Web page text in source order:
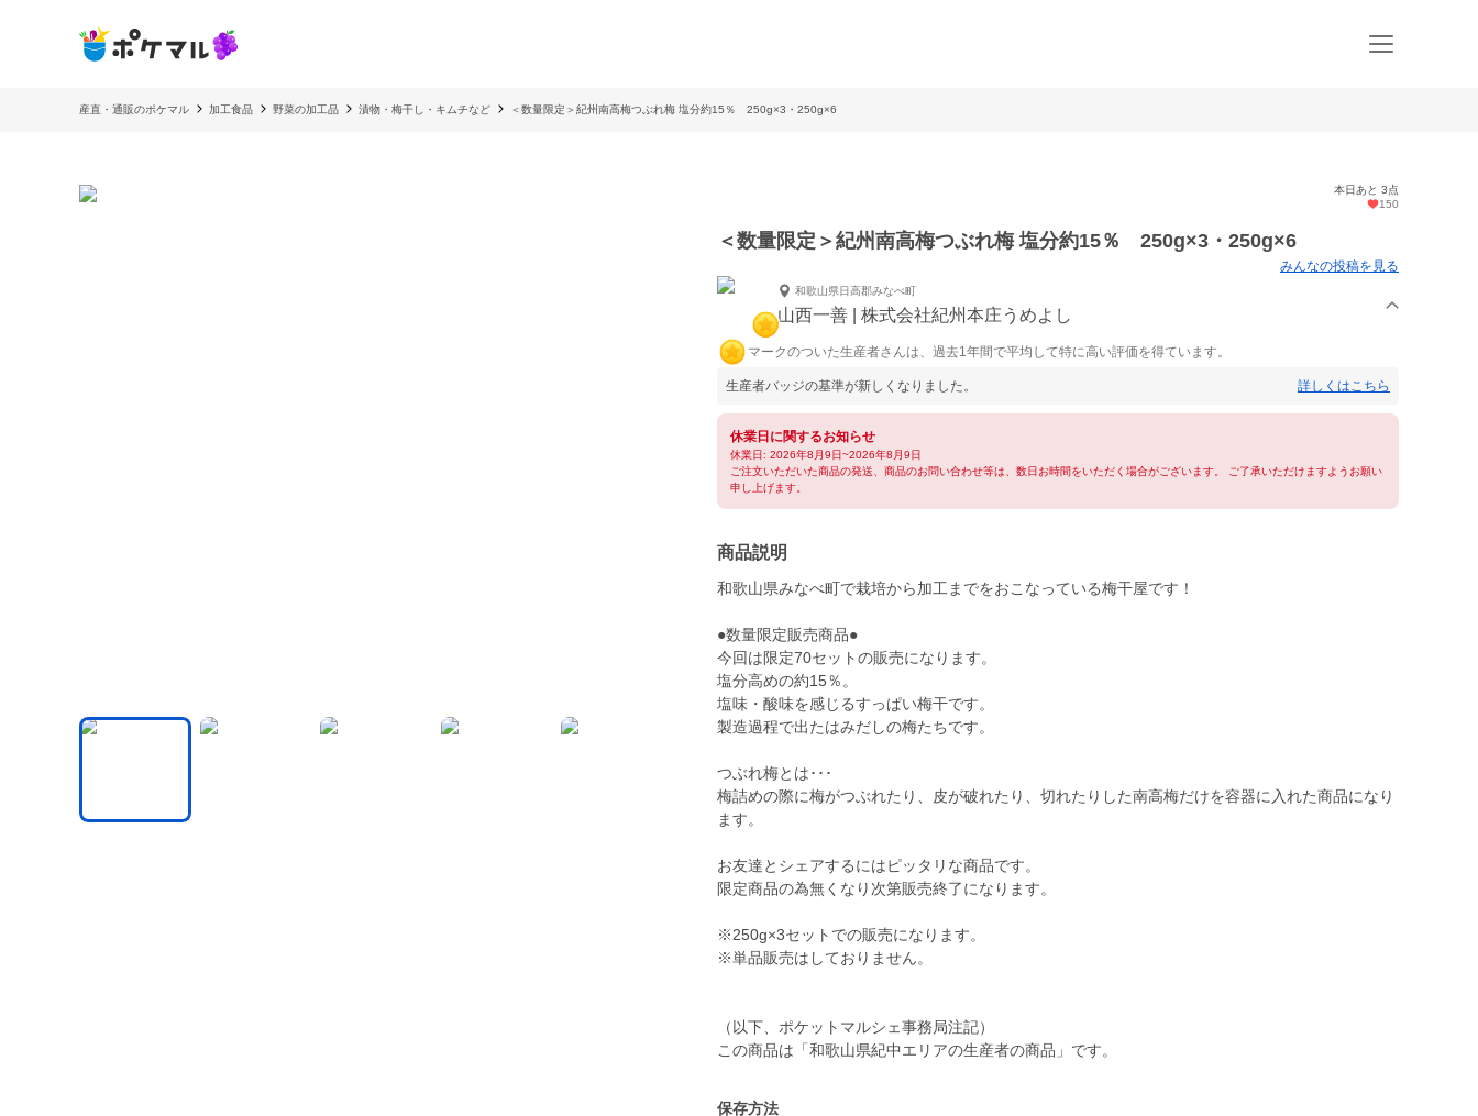
産直・通販のポケマル 加工食品 野菜の加工品 漬物・梅干し・キムチなど ＜数量限定＞紀州南高梅つぶれ梅 塩分約15％ 250g×3・250g×6
本日あと 3点
150
＜数量限定＞紀州南高梅つぶれ梅 塩分約15％ 250g×3・250g×6
みんなの投稿を見る
和歌山県日高郡みなべ町
山西一善 | 株式会社紀州本庄うめよし
マークのついた生産者さんは、過去1年間で平均して特に高い評価を得ています。
生産者バッジの基準が新しくなりました。 詳しくはこちら
休業日に関するお知らせ
休業日: 2026年8月9日~2026年8月9日
ご注文いただいた商品の発送、商品のお問い合わせ等は、数日お時間をいただく場合がございます。 ご了承いただけますようお願い
申し上げます。
商品説明
和歌山県みなべ町で栽培から加工までをおこなっている梅干屋です！
●数量限定販売商品●
今回は限定70セットの販売になります。
塩分高めの約15％。
塩味・酸味を感じるすっぱい梅干です。
製造過程で出たはみだしの梅たちです。
つぶれ梅とは･･･
梅詰めの際に梅がつぶれたり、皮が破れたり、切れたりした南高梅だけを容器に入れた商品になり
ます。
お友達とシェアするにはピッタリな商品です。
限定商品の為無くなり次第販売終了になります。
※250g×3セットでの販売になります。
※単品販売はしておりません。
（以下、ポケットマルシェ事務局注記）
この商品は「和歌山県紀中エリアの生産者の商品」です。
保存方法